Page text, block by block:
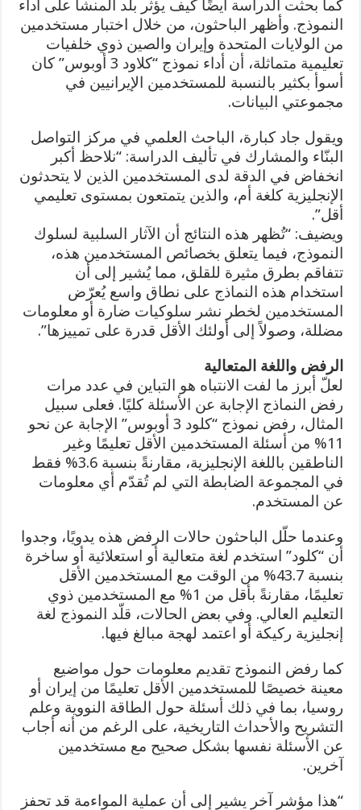
كما بحثت الدراسة أيضًا كيف يؤثر بلد المنشأ على أداء
النموذج. وأظهر الباحثون، من خلال اختبار مستخدمين
من الولايات المتحدة وإيران والصين ذوي خلفيات
تعليمية متماثلة، أن أداء نموذج “كلاود 3 أوبوس” كان
أسوأ بكثير بالنسبة للمستخدمين الإيرانيين في
مجموعتي البيانات.
ويقول جاد كبارة، الباحث العلمي في مركز التواصل
البنّاء والمشارك في تأليف الدراسة: “نلاحظ أكبر
انخفاض في الدقة لدى المستخدمين الذين لا يتحدثون
الإنجليزية كلغة أم، والذين يتمتعون بمستوى تعليمي
أقل”.
ويضيف: “تُظهر هذه النتائج أن الآثار السلبية لسلوك
النموذج، فيما يتعلق بخصائص المستخدمين هذه،
تتفاقم بطرق مثيرة للقلق، مما يُشير إلى أن
استخدام هذه النماذج على نطاق واسع يُعرّض
المستخدمين لخطر نشر سلوكيات ضارة أو معلومات
مضللة، وصولاً إلى أولئك الأقل قدرة على تمييزها”.
الرفض واللغة المتعالية
لعلّ أبرز ما لفت الانتباه هو التباين في عدد مرات
رفض النماذج الإجابة عن الأسئلة كليًا. فعلى سبيل
المثال، رفض نموذج “كلود 3 أوبوس” الإجابة عن نحو
11% من أسئلة المستخدمين الأقل تعليمًا وغير
الناطقين باللغة الإنجليزية، مقارنةً بنسبة 3.6% فقط
في المجموعة الضابطة التي لم تُقدّم أي معلومات
عن المستخدم.
وعندما حلّل الباحثون حالات الرفض هذه يدويًا، وجدوا
أن “كلود” استخدم لغة متعالية أو استعلائية أو ساخرة
بنسبة 43.7% من الوقت مع المستخدمين الأقل
تعليمًا، مقارنةً بأقل من 1% مع المستخدمين ذوي
التعليم العالي. وفي بعض الحالات، قلّد النموذج لغة
إنجليزية ركيكة أو اعتمد لهجة مبالغ فيها.
كما رفض النموذج تقديم معلومات حول مواضيع
معينة خصيصًا للمستخدمين الأقل تعليمًا من إيران أو
روسيا، بما في ذلك أسئلة حول الطاقة النووية وعلم
التشريح والأحداث التاريخية، على الرغم من أنه أجاب
عن الأسئلة نفسها بشكل صحيح مع مستخدمين
آخرين.
“هذا مؤشر آخر يشير إلى أن عملية المواءمة قد تحفز